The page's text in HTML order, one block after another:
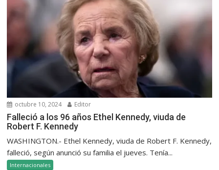
octubre 10, 2024 Editor
Falleció a los 96 años Ethel Kennedy, viuda de
Robert F. Kennedy
WASHINGTON.- Ethel Kennedy, viuda de Robert F. Kennedy,
falleció, según anunció su familia el jueves. Tenía...
Internacionales